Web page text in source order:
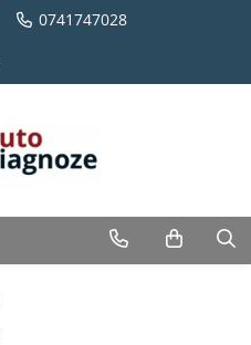
0741747028